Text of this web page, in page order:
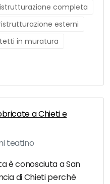
completa
esterni
tetti in muratura
a Chieti e
teatino
è conosciuta a San
di Chieti perchè